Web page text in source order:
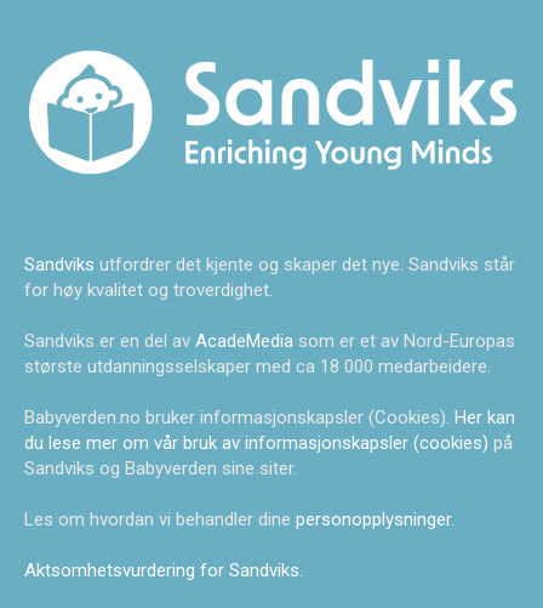
Sandviks utfordrer det kjente og skaper det nye. Sandviks står
for høy kvalitet og troverdighet.
Sandviks er en del av AcadeMedia som er et av Nord-Europas
største utdanningsselskaper med ca 18 000 medarbeidere.
Babyverden.no bruker informasjonskapsler (Cookies). Her kan
du lese mer om vår bruk av informasjonskapsler (cookies) på
Sandviks og Babyverden sine siter.
Les om hvordan vi behandler dine personopplysninger.
Aktsomhetsvurdering for Sandviks.